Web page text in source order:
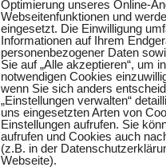
Optimierung unseres Online-
Webseitenfunktionen und
eingesetzt. Die Einwilligung
Informationen auf Ihrem
personenbezogener Daten
Sie auf „Alle akzeptieren“, um
notwendigen Cookies
wenn Sie sich anders
„Einstellungen verwalten“
uns eingesetzten Arten von
Einstellungen aufrufen. Sie
aufrufen und Cookies auch
(z.B. in der
Webseite).